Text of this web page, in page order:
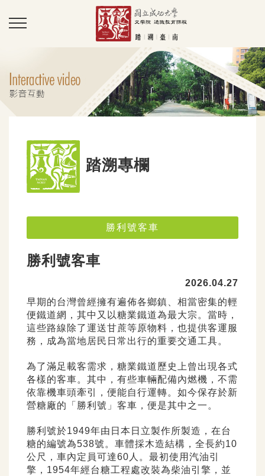
踏溯專欄
勝利號客車
勝利號客車
2026.04.27
早期的台灣曾經擁有遍佈各鄉鎮、相當密集的輕
便鐵道網，其中又以糖業鐵道為最大宗。當時，
這些路線除了運送甘蔗等原物料，也提供客運服
務，成為當地居民日常出行的重要交通工具。
為了滿足載客需求，糖業鐵道歷史上曾出現各式
各樣的客車。其中，有些車輛配備內燃機，不需
依靠機車頭牽引，便能自行運轉。如今保存於新
營糖廠的「勝利號」客車，便是其中之一。
勝利號於1949年由日本日立製作所製造，在台
糖的編號為538號。車體採木造結構，全長約10
公尺，車內定員可達60人。最初使用汽油引
擎，1954年經台糖工程處改裝為柴油引擎，並